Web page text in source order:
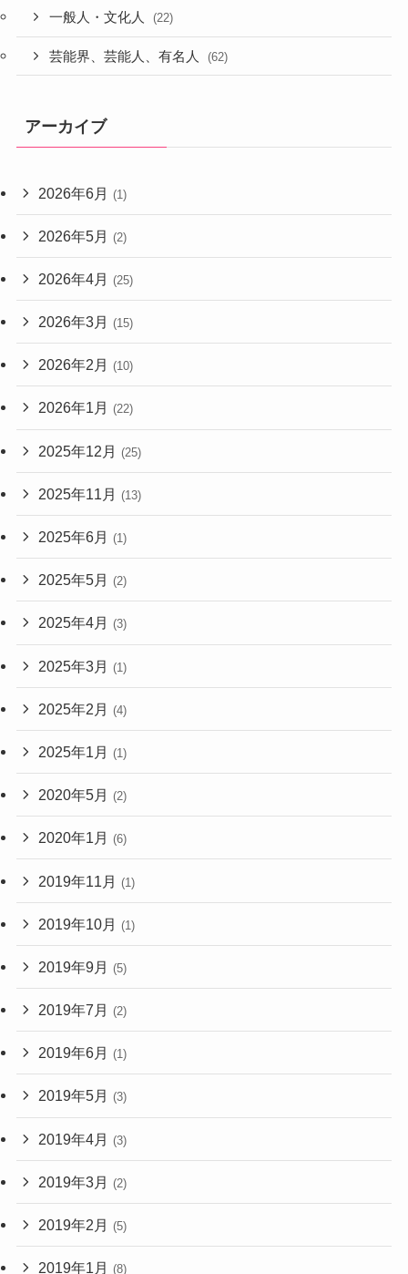
一般人・文化人 (22)
芸能界、芸能人、有名人 (62)
アーカイブ
2026年6月 (1)
2026年5月 (2)
2026年4月 (25)
2026年3月 (15)
2026年2月 (10)
2026年1月 (22)
2025年12月 (25)
2025年11月 (13)
2025年6月 (1)
2025年5月 (2)
2025年4月 (3)
2025年3月 (1)
2025年2月 (4)
2025年1月 (1)
2020年5月 (2)
2020年1月 (6)
2019年11月 (1)
2019年10月 (1)
2019年9月 (5)
2019年7月 (2)
2019年6月 (1)
2019年5月 (3)
2019年4月 (3)
2019年3月 (2)
2019年2月 (5)
2019年1月 (8)